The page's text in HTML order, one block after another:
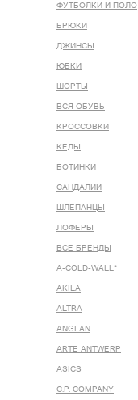
ФУТБОЛКИ И ПОЛО
БРЮКИ
ДЖИНСЫ
ЮБКИ
ШОРТЫ
ВСЯ ОБУВЬ
КРОССОВКИ
КЕДЫ
БОТИНКИ
САНДАЛИИ
ШЛЕПАНЦЫ
ЛОФЕРЫ
ВСЕ БРЕНДЫ
A-COLD-WALL*
AKILA
ALTRA
ANGLAN
ARTE ANTWERP
ASICS
C.P. COMPANY